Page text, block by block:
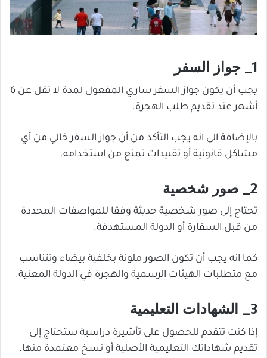
1_ جواز السفر
يجب أن يكون جواز السفر ساري المفعول لمدة لا تقل عن 6
أشهر عند تقديم طلب الهجرة.
بالإضافة الى انه يجب التأكد من أن جواز السفر خالي من أي
مشاكل قانونية أو تقييدات تمنع من استخدامه.
2_ صور شخصية
تحتاج إلى صور شخصية حديثة وفقا للمواصفات المحددة
من قبل السفارة أو الدولة المستهدفة.
كما انه يجب أن تكون الصور ملونة بخلفية بيضاء وتتناسب
مع متطلبات الهيئات الرسمية والهجرة في الدولة المعنية.
3_ الشهادات التعليمية
إذا كنت تتقدم للحصول على تأشيرة دراسية ستحتاج إلى
تقديم شهاداتك التعليمية الأصلية أو نسخ معتمدة منها.